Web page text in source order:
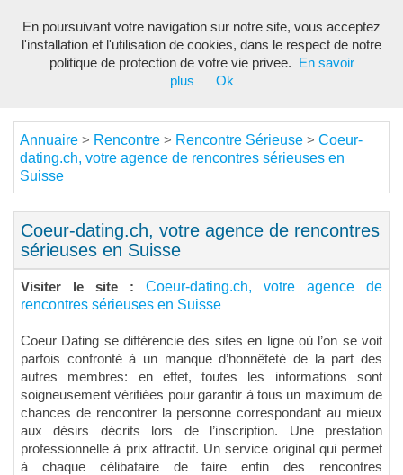
Annuaire > Rencontre > Rencontre Sérieuse > Coeur-
dating.ch, votre agence de rencontres sérieuses en
Suisse
Coeur-dating.ch, votre agence de rencontres
sérieuses en Suisse
Visiter le site : Coeur-dating.ch, votre agence de
rencontres sérieuses en Suisse
Coeur Dating se différencie des sites en ligne où l’on se voit
parfois confronté à un manque d’honnêteté de la part des
autres membres: en effet, toutes les informations sont
soigneusement vérifiées pour garantir à tous un maximum de
chances de rencontrer la personne correspondant au mieux
aux désirs décrits lors de l’inscription. Une prestation
professionnelle à prix attractif. Un service original qui permet
à chaque célibataire de faire enfin des rencontres
En poursuivant votre navigation sur notre site, vous acceptez
l'installation et l'utilisation de cookies, dans le respect de notre
politique de protection de votre vie privee.
En savoir
plus
Ok